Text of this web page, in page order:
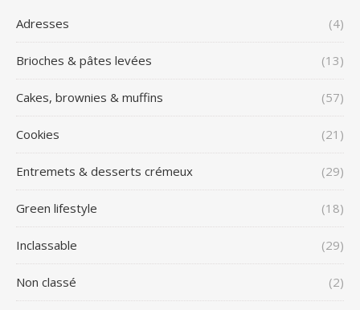
Adresses (4)
Brioches & pâtes levées (13)
Cakes, brownies & muffins (57)
Cookies (21)
Entremets & desserts crémeux (29)
Green lifestyle (18)
Inclassable (29)
Non classé (2)